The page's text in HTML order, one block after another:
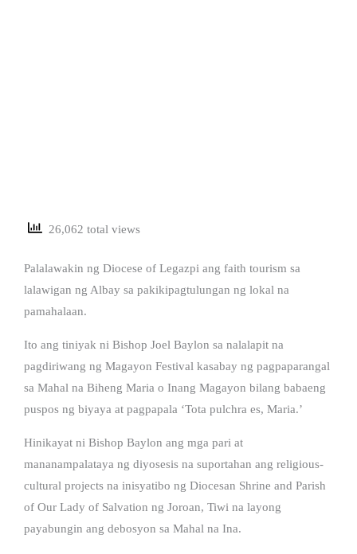
26,062 total views
Palalawakin ng Diocese of Legazpi ang faith tourism sa
lalawigan ng Albay sa pakikipagtulungan ng lokal na
pamahalaan.
Ito ang tiniyak ni Bishop Joel Baylon sa nalalapit na
pagdiriwang ng Magayon Festival kasabay ng pagpaparangal
sa Mahal na Biheng Maria o Inang Magayon bilang babaeng
puspos ng biyaya at pagpapala ‘Tota pulchra es, Maria.’
Hinikayat ni Bishop Baylon ang mga pari at
mananampalataya ng diyosesis na suportahan ang religious-
cultural projects na inisyatibo ng Diocesan Shrine and Parish
of Our Lady of Salvation ng Joroan, Tiwi na layong
payabungin ang debosyon sa Mahal na Ina.